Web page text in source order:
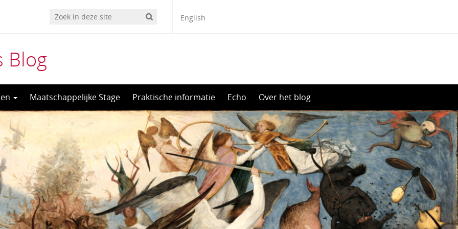
English
Blog
Maatschappelijke Stage Praktische informatie Echo Over het blog